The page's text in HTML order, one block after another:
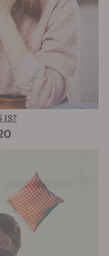
IS?